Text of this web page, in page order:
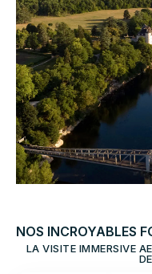
NOS INCROYABLES
LA VISITE IMMERSIVE